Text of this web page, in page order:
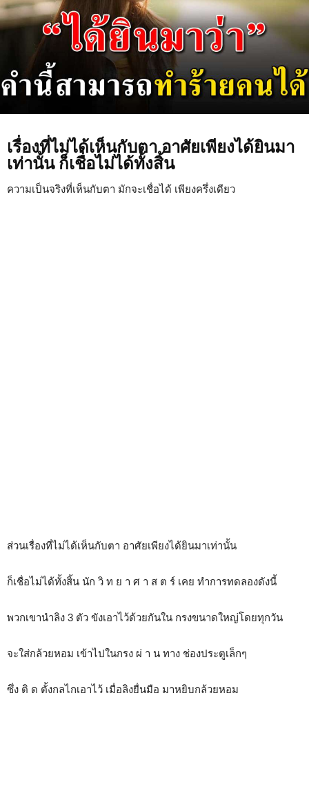
เรื่องที่ไม่ได้เห็นกับตา อาศัยเพียงได้ยินมา
เท่านั้น ก็เชื่อไม่ได้ทั้งสิ้น
ความเป็นจริงที่เห็นกับตา มักจะเชื่อได้ เพียงครึ่งเดียว
ส่วนเรื่องที่ไม่ได้เห็นกับตา อาศัยเพียงได้ยินมาเท่านั้น
ก็เชื่อไม่ได้ทั้งสิ้น นัก วิ ท ย า ศ า ส ต ร์ เคย ทำการทดลองดังนี้
พวกเขานำลิง 3 ตัว ขังเอาไว้ด้วยกันใน กรงขนาดใหญ่โดยทุกวัน
จะใส่กล้วยหอม เข้าไปในกรง ผ่ า น ทาง ช่องประตูเล็กๆ
ซึ่ง ติ ด ตั้งกลไกเอาไว้ เมื่อลิงยื่นมือ มาหยิบกล้วยหอม